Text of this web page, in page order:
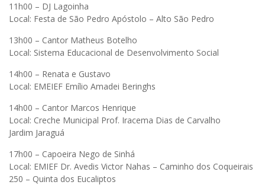
11h00 – DJ Lagoinha
Local: Festa de São Pedro Apóstolo – Alto São Pedro
13h00 – Cantor Matheus Botelho
Local: Sistema Educacional de Desenvolvimento Social
14h00 – Renata e Gustavo
Local: EMEIEF Emílio Amadei Beringhs
14h00 – Cantor Marcos Henrique
Local: Creche Municipal Prof. Iracema Dias de Carvalho
Jardim Jaraguá
17h00 – Capoeira Nego de Sinhá
Local: EMIEF Dr. Avedis Victor Nahas – Caminho dos Coqueirais
250 – Quinta dos Eucaliptos